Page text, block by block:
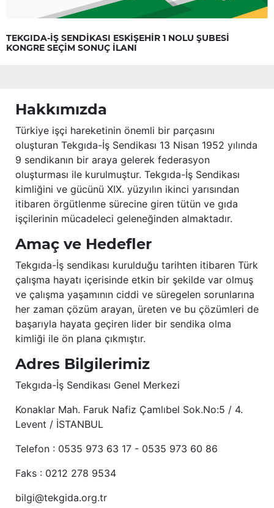
TEKGIDA-İŞ SENDİKASI ESKİŞEHİR 1 NOLU ŞUBESİ
KONGRE SEÇİM SONUÇ İLANI
Hakkımızda
Türkiye işçi hareketinin önemli bir parçasını
oluşturan Tekgıda-İş Sendikası 13 Nisan 1952 yılında
9 sendikanın bir araya gelerek federasyon
oluşturması ile kurulmuştur. Tekgıda-İş Sendikası
kimliğini ve gücünü XIX. yüzyılın ikinci yarısından
itibaren örgütlenme sürecine giren tütün ve gıda
işçilerinin mücadeleci geleneğinden almaktadır.
Amaç ve Hedefler
Tekgıda-İş sendikası kurulduğu tarihten itibaren Türk
çalışma hayatı içerisinde etkin bir şekilde var olmuş
ve çalışma yaşamının ciddi ve süregelen sorunlarına
her zaman çözüm arayan, üreten ve bu çözümleri de
başarıyla hayata geçiren lider bir sendika olma
kimliği ile ön plana çıkmıştır.
Adres Bilgilerimiz
Tekgıda-İş Sendikası Genel Merkezi
Konaklar Mah. Faruk Nafiz Çamlıbel Sok.No:5 / 4.
Levent / İSTANBUL
Telefon : 0535 973 63 17 - 0535 973 60 86
Faks : 0212 278 9534
bilgi@tekgida.org.tr